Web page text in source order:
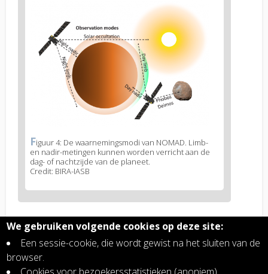
image
News
image
legend
Figuur 4: De waarnemingsmodi van NOMAD. Limb-
en nadir-metingen kunnen worden verricht aan de
dag- of nachtzijde van de planeet.
Credit: BIRA-IASB
Related articles
ExoMars NOMAD detecteert voor het eerst
We gebruiken volgende cookies op deze site:
Een sessie-cookie, die wordt gewist na het sluiten van de
browser.